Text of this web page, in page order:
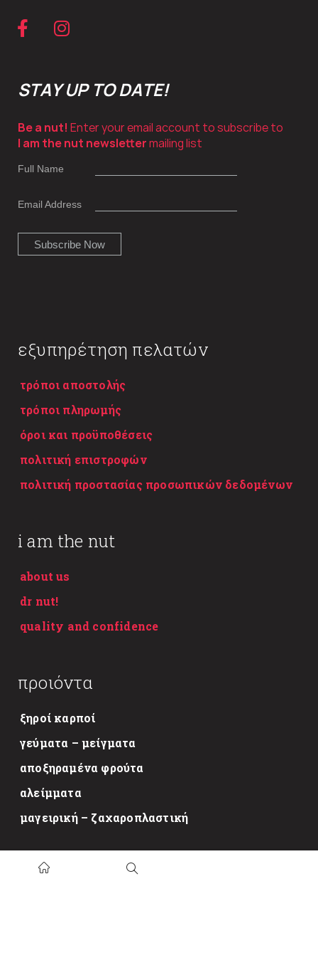
STAY UP TO DATE!
Be a nut! Enter your email account to subscribe to
I am the nut newslettermailing list
Full Name
Email Address
εξυπηρέτηση πελατών
τρόποι αποστολής
τρόποι πληρωμής
όροι και προϋποθέσεις
πολιτική επιστροφών
πολιτική προστασίας προσωπικών δεδομένων
i am the nut
about us
dr nut!
quality and confidence
προιόντα
ξηροί καρποί
γεύματα – μείγματα
αποξηραμένα φρούτα
αλείμματα
μαγειρική – ζαχαροπλαστική